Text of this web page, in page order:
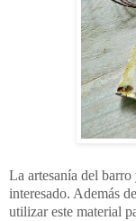
La artesanía del barro
interesado. Además
utilizar este material